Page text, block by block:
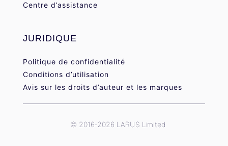
Centre d’assistance
JURIDIQUE
Politique de confidentialité
Conditions d’utilisation
Avis sur les droits d’auteur et les marques
© 2016-2026 LARUS Limited